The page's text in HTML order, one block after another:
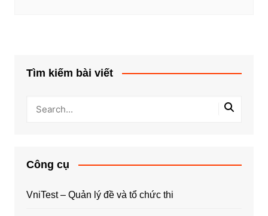
Tìm kiếm bài viết
Công cụ
VniTest – Quản lý đề và tổ chức thi